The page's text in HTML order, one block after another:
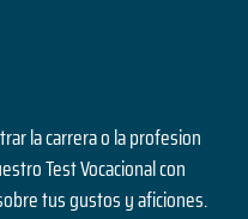
la carrera o la profesion
Test Vocacional con
tus gustos y aficiones.